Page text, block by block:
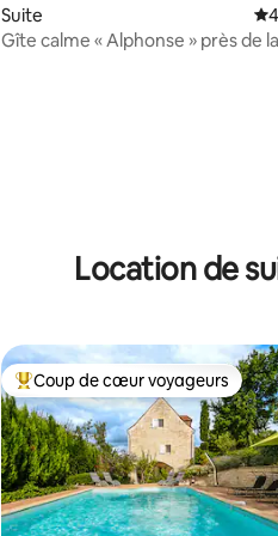
Suite
Gîte calme « Alphonse » près de la
Location de
Coups de cœur voyageurs les
Coup de cœur voyageurs